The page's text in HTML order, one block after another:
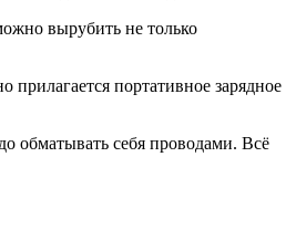
вырубить не только
портативное зарядное
обматывать себя проводами. Всё